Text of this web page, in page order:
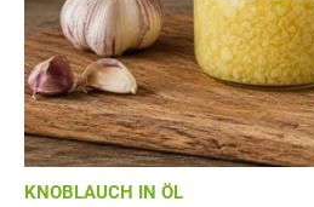
KNOBLAUCH IN ÖL